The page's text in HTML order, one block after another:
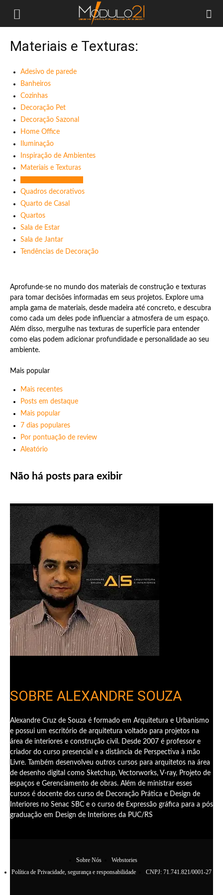
Módulo21
Materiais e Texturas:
Adesivo de parede
Banheiros
Cozinhas
Decoração Pet
Decoração Sazonal
Home Office
Iluminação
Inspiração de Ambientes
Materiais e Texturas
Quadros decorativos
Quarto de Casal
Quartos
Sala de Estar
Sala de Jantar
Tendências de Decoração
Aprofunde-se no mundo dos materiais de construção e texturas
para tomar decisões informadas em seus projetos. Explore uma
ampla gama de materiais, desde madeira até concreto, e descubra
como cada um deles pode influenciar a atmosfera de um espaço.
Além disso, mergulhe nas texturas de superfície para entender
como elas podem adicionar profundidade e personalidade ao seu
ambiente.
Mais popular
Mais recentes
Posts em destaque
Mais popular
7 dias populares
Por pontuação de review
Aleatório
Não há posts para exibir
SOBRE ALEXANDRE SOUZA
Alexandre Cruz de Souza é formado em Arquitetura e Urbanismo
e possui um escritório de arquitetura voltado para projetos na
área de interiores e construção civil. Desde 2007 é professor e
criador do curso presencial e a distância de Perspectiva à mão
Livre. Também desenvolveu outros cursos para arquitetos na área
de desenho digital como Sketchup, Vectorworks, V-ray, Projeto de
espaços e Gerenciamento de obras. Além de ministrar esses
cursos é docente dos curso de Decoração Prática e Design de
Interiores no Senac SBC e o curso de Expressão gráfica para a pós
graduação em Design de Interiores da PUC/RS
Sobre Nós
Webstories
Política de Privacidade, segurança e responsabilidade
CNPJ: 71.741.821/0001-27